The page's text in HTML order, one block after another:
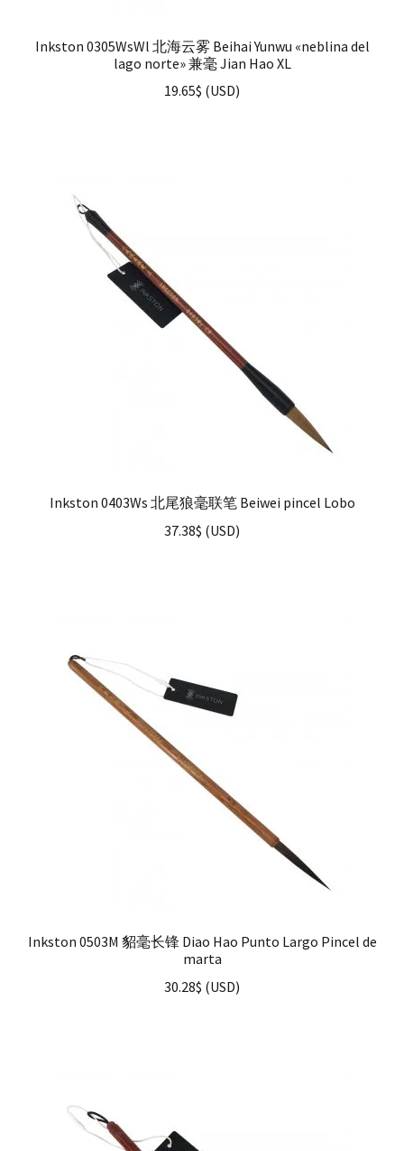
Inkston 0305WsWl 北海云雾 Beihai Yunwu «neblina del
lago norte» 兼毫 Jian Hao XL
19.65$ (USD)
Inkston 0403Ws 北尾狼毫联笔 Beiwei pincel Lobo
37.38$ (USD)
Inkston 0503M 貂毫长锋 Diao Hao Punto Largo Pincel de
marta
30.28$ (USD)